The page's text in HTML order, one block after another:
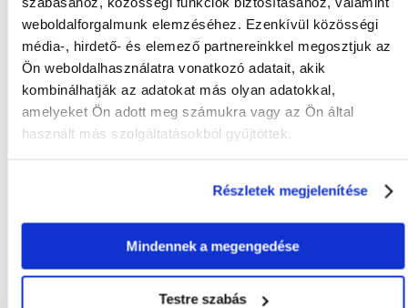
weboldalforgalmunk elemzéséhez. Ezenkívül közösségi
média-, hirdető- és elemező partnereinkkel megosztjuk az
Ön weboldalhasználatra vonatkozó adatait, akik
kombinálhatják az adatokat más olyan adatokkal,
amelyeket Ön adott meg számukra vagy az Ön által
használt más szolgáltatásokból gyűjtöttek.
Részletek megjelenítése
Mindennek a megengedése
Testre szabás
KÉRDEZZ TŐLÜNK!
Gyakori Kérdések (GYIK)
Tulajdonságok
(KG):